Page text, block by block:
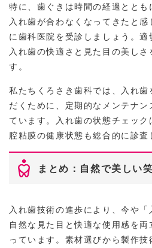
特に、歯ぐきは時間の経過ととも
入れ歯が合わなくなってきたと
に歯科医院を受診しましょう。適
入れ歯の快適さと見た目の美し
す。
私たちくろさき歯科では、入れ歯
だくために、定期的なメンテナン
ています。入れ歯の状態チェック
腔粘膜の健康状態も総合的に診査
まとめ：自然で美しい
入れ歯技術の進歩により、今や「
自然な見た目と快適な使用感を
っています。素材選びから製作技